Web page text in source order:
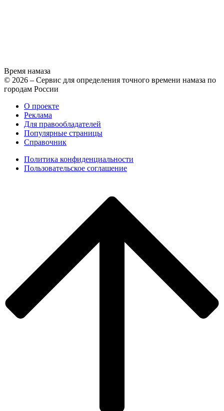
Время намаза
© 2026 – Сервис для определения точного времени намаза по
городам России
О проекте
Реклама
Для правообладателей
Популярные страницы
Справочник
Политика конфиденциальности
Пользовательское соглашение